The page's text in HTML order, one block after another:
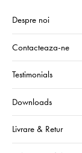
Despre noi
Contacteaza-ne
Testimonials
Downloads
Livrare & Retur